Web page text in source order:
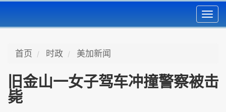
首页 时政 美加新闻
旧金山一女子驾车冲撞警察被击
毙